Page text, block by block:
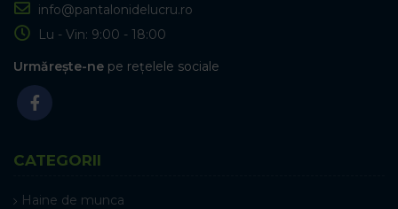
info@pantalonidelucru.ro
Lu - Vin: 9:00 - 18:00
Urmărește-ne pe rețelele sociale
CATEGORII
Haine de munca